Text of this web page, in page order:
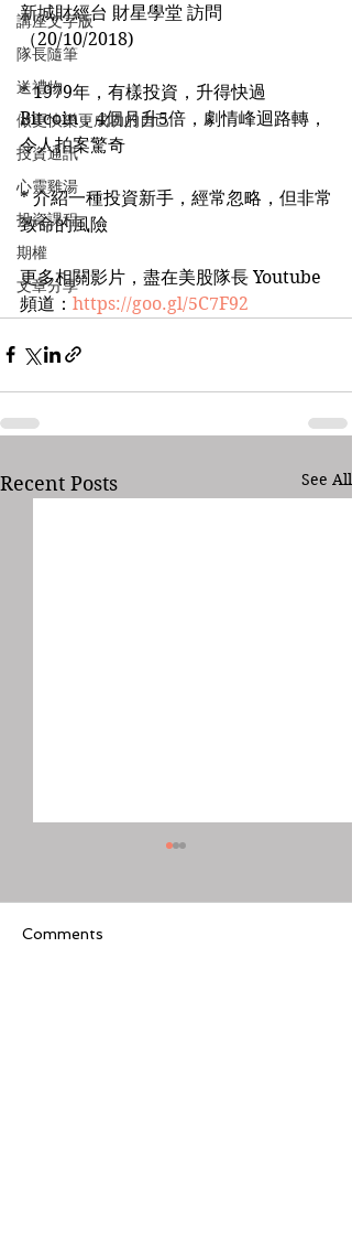
講座文字版
隊長隨筆
送禮物
做更快樂更成功的自己
投資通訊
心靈雞湯
投資課程
期權
文章分享
新城財經台 財星學堂 訪問
（20/10/2018)
* 1979年，有樣投資，升得快過
Bitcoin，4個月升5倍，劇情峰迴路轉，
令人拍案驚奇
* 介紹一種投資新手，經常忽略，但非常
致命的風險
更多相關影片，盡在美股隊長 Youtube
頻道： https://goo.gl/5C7F92
Recent Posts See All
Comments